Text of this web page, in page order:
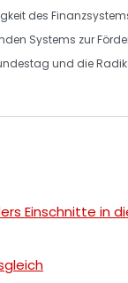
des
Systems zur
und die
Einschnitte in